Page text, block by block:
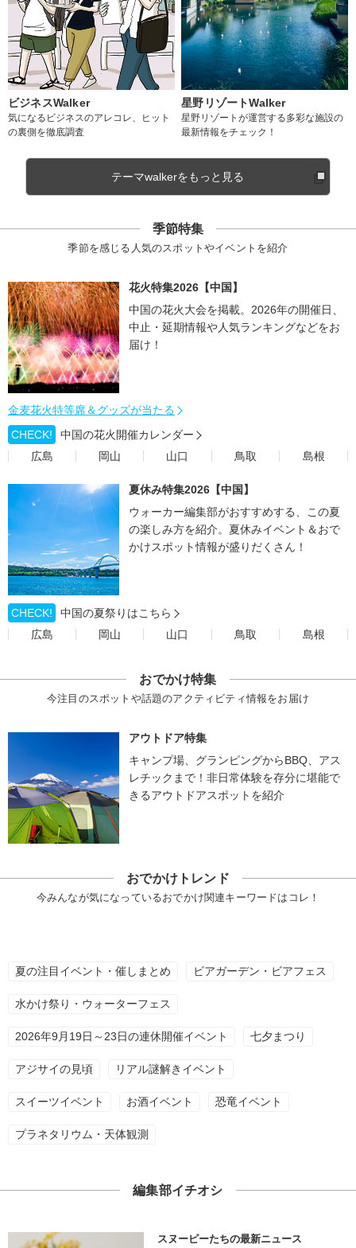
ビジネスWalker
気になるビジネスのアレコレ、ヒット
の裏側を徹底調査
星野リゾートWalker
星野リゾートが運営する多彩な施設の
最新情報をチェック！
テーマwalkerをもっと見る
季節特集
季節を感じる人気のスポットやイベントを紹介
花火特集2026【中国】
中国の花火大会を掲載。2026年の開催日、
中止・延期情報や人気ランキングなどをお
届け！
金麦花火特等席＆グッズが当たる
CHECK!
中国の花火開催カレンダー
広島
岡山 山口 鳥取 島根
夏休み特集2026【中国】
ウォーカー編集部がおすすめする、この夏
の楽しみ方を紹介。夏休みイベント＆おで
かけスポット情報が盛りだくさん！
CHECK!
中国の夏祭りはこちら
広島
岡山 山口 鳥取 島根
おでかけ特集
今注目のスポットや話題のアクティビティ情報をお届け
アウトドア特集
キャンプ場、グランピングからBBQ、アス
レチックまで！非日常体験を存分に堪能で
きるアウトドアスポットを紹介
おでかけトレンド
今みんなが気になっているおでかけ関連キーワードはコレ！
夏の注目イベント・催しまとめ ビアガーデン・ビアフェス
水かけ祭り・ウォーターフェス
2026年9月19日～23日の連休開催イベント 七夕まつり
アジサイの見頃 リアル謎解きイベント
スイーツイベント お酒イベント 恐竜イベント
プラネタリウム・天体観測
編集部イチオシ
スヌーピーたちの最新ニュース